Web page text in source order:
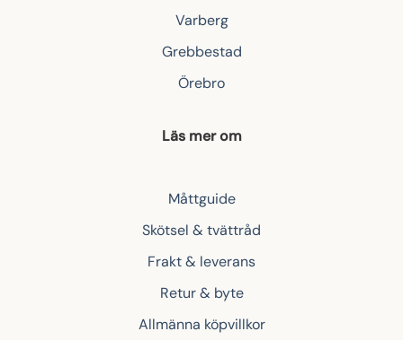
Varberg
Grebbestad
Örebro
Läs mer om
Måttguide
Skötsel & tvättråd
Frakt & leverans
Retur & byte
Allmänna köpvillkor